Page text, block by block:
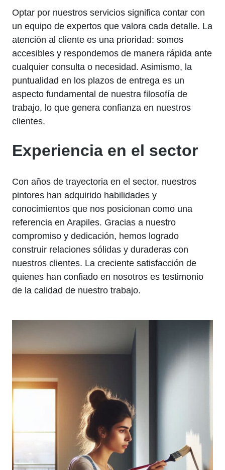
Optar por nuestros servicios significa contar con
un equipo de expertos que valora cada detalle. La
atención al cliente es una prioridad: somos
accesibles y respondemos de manera rápida ante
cualquier consulta o necesidad. Asimismo, la
puntualidad en los plazos de entrega es un
aspecto fundamental de nuestra filosofía de
trabajo, lo que genera confianza en nuestros
clientes.
Experiencia en el sector
Con años de trayectoria en el sector, nuestros
pintores han adquirido habilidades y
conocimientos que nos posicionan como una
referencia en Arapiles. Gracias a nuestro
compromiso y dedicación, hemos logrado
construir relaciones sólidas y duraderas con
nuestros clientes. La creciente satisfacción de
quienes han confiado en nosotros es testimonio
de la calidad de nuestro trabajo.